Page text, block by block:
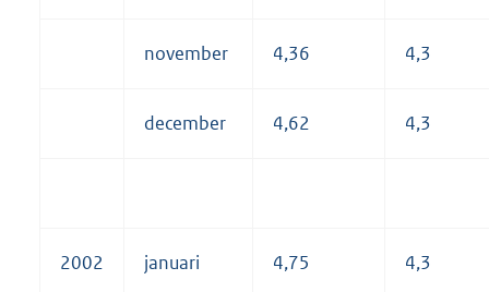
november 4,36 4,3
december 4,62 4,3
2002 januari 4,75 4,3